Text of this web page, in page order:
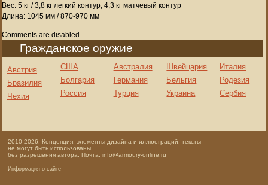
Вес: 5 кг / 3,8 кг легкий контур, 4,3 кг матчевый контур
Длина: 1045 мм / 870-970 мм
Comments are disabled
Гражданское оружие
Австрия
Бразилия
Чехия
США
Болгария
Россия
Австралия
Германия
Турция
Швейцария
Бельгия
Украина
Италия
Родезия
Сербия
2010-2026. Концепция, элементы дизайна и иллюстраций, тексты
не могут быть использованы
без разрешения автора. Почта: info@armoury-online.ru
Информация о сайте